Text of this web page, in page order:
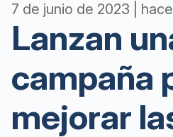
7 de junio de 2023 |
Lanzan
campaña
mejorar